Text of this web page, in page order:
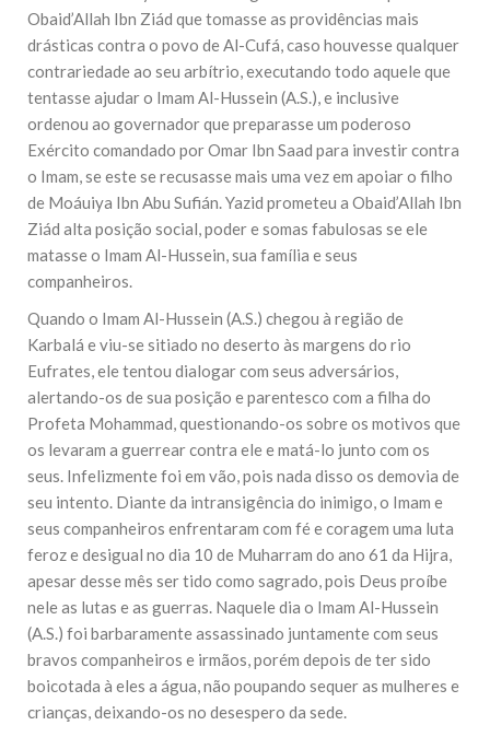
Obaid’Allah Ibn Ziád que tomasse as providências mais
drásticas contra o povo de Al-Cufá, caso houvesse qualquer
contrariedade ao seu arbítrio, executando todo aquele que
tentasse ajudar o Imam Al-Hussein (A.S.), e inclusive
ordenou ao governador que preparasse um poderoso
Exército comandado por Omar Ibn Saad para investir contra
o Imam, se este se recusasse mais uma vez em apoiar o filho
de Moáuiya Ibn Abu Sufián. Yazid prometeu a Obaid’Allah Ibn
Ziád alta posição social, poder e somas fabulosas se ele
matasse o Imam Al-Hussein, sua família e seus
companheiros.
Quando o Imam Al-Hussein (A.S.) chegou à região de
Karbalá e viu-se sitiado no deserto às margens do rio
Eufrates, ele tentou dialogar com seus adversários,
alertando-os de sua posição e parentesco com a filha do
Profeta Mohammad, questionando-os sobre os motivos que
os levaram a guerrear contra ele e matá-lo junto com os
seus. Infelizmente foi em vão, pois nada disso os demovia de
seu intento. Diante da intransigência do inimigo, o Imam e
seus companheiros enfrentaram com fé e coragem uma luta
feroz e desigual no dia 10 de Muharram do ano 61 da Hijra,
apesar desse mês ser tido como sagrado, pois Deus proíbe
nele as lutas e as guerras. Naquele dia o Imam Al-Hussein
(A.S.) foi barbaramente assassinado juntamente com seus
bravos companheiros e irmãos, porém depois de ter sido
boicotada à eles a água, não poupando sequer as mulheres e
crianças, deixando-os no desespero da sede.